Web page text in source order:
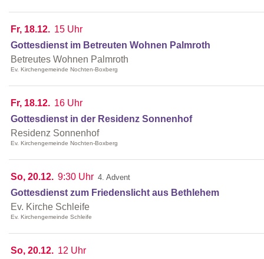
Fr, 18.12. 15 Uhr
Gottesdienst im Betreuten Wohnen Palmroth
Betreutes Wohnen Palmroth
Ev. Kirchengemeinde Nochten-Boxberg
Fr, 18.12. 16 Uhr
Gottesdienst in der Residenz Sonnenhof
Residenz Sonnenhof
Ev. Kirchengemeinde Nochten-Boxberg
So, 20.12. 9:30 Uhr 4. Advent
Gottesdienst zum Friedenslicht aus Bethlehem
Ev. Kirche Schleife
Ev. Kirchengemeinde Schleife
So, 20.12. 12 Uhr